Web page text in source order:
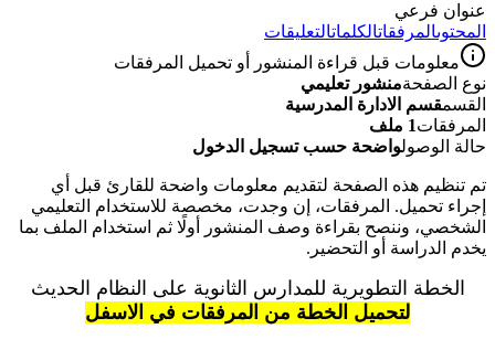
عنوان فرعي
المحتوىالمرفقاتالكلماتالتعليقات
معلومات قبل قراءة المنشور أو تحميل المرفقات
نوع الصفحةمنشور تعليمي
القسمقسم الادارة المدرسية
المرفقات1 ملف
حالة الوصولواضحة حسب تسجيل الدخول
تم تنظيم هذه الصفحة لتقديم معلومات واضحة للقارئ قبل أي
إجراء تحميل. المرفقات، إن وجدت، مخصصة للاستخدام التعليمي
الشخصي، وننصح بقراءة وصف المنشور أولًا ثم استخدام الملف بما
يخدم الدراسة أو التحضير.
الخطة التطويرية للمدارس الثانوية على النظام الحديث
لتحميل الخطة من المرفقات في الاسفل